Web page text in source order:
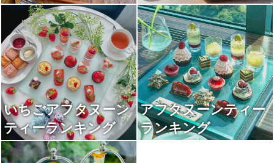
いちごアフタヌーン
ティーランキング
アフタヌーンティー
ランキング